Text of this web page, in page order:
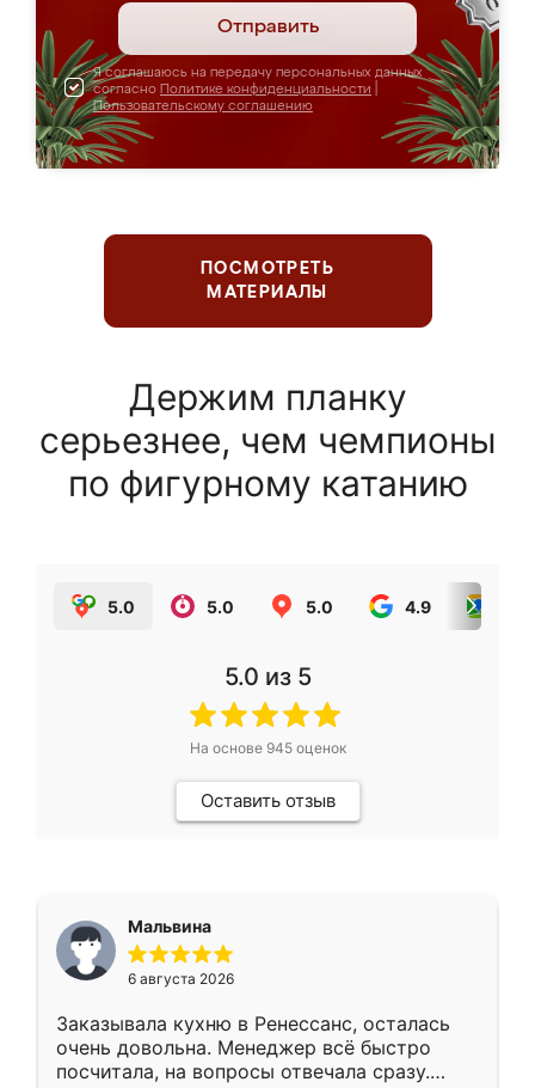
Отправить
Я соглашаюсь на передачу персональных данных
согласно Политике конфиденциальности
Пользовательскому соглашению
ПОСМОТРЕТЬ
МАТЕРИАЛЫ
Держим планку
серьезнее, чем чемпионы
по фигурному катанию
5.0 5.0 5.0 4.9
5.0 из 5
На основе 945оценок
Оставить отзыв
Мальвина
6 августа 2026
Заказывала кухню в Ренессанс, осталась
очень довольна. Менеджер всё быстро
посчитала, на вопросы отвечала сразу.